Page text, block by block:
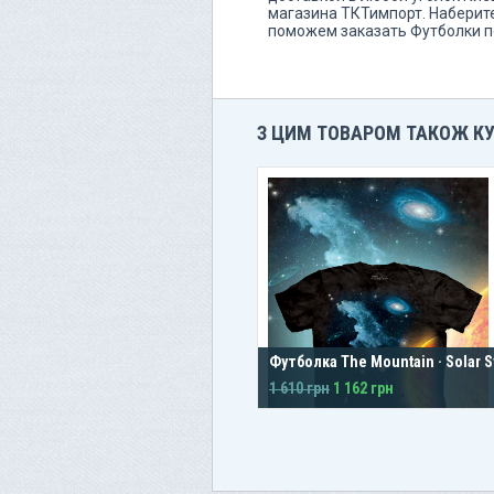
магазина ТКТимпорт.
поможем заказать Футболки
З ЦИМ ТОВАРОМ ТАКОЖ
Футболка The Mountain · Solar
1 610 грн 1 162 грн